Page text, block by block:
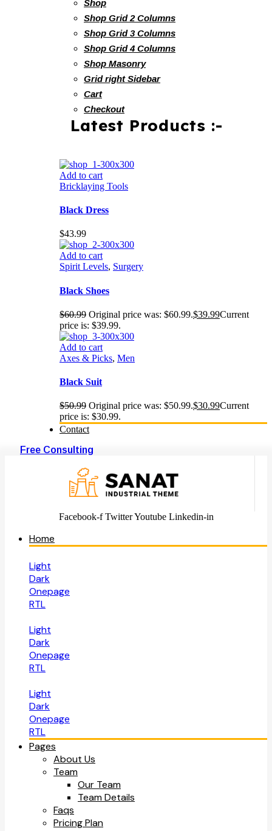
Shop
Shop Grid 2 Columns
Shop Grid 3 Columns
Shop Grid 4 Columns
Shop Masonry
Grid right Sidebar
Cart
Checkout
Latest Products :-
Add to cart
Bricklaying Tools
Black Dress
$43.99
Add to cart
Spirit Levels, Surgery
Black Shoes
$60.99 Original price was: $60.99.$39.99Current
price is: $39.99.
Add to cart
Axes & Picks, Men
Black Suit
$50.99 Original price was: $50.99.$30.99Current
price is: $30.99.
Contact
Free Consulting
Facebook-f Twitter Youtube Linkedin-in
Home
Light
Dark
Onepage
RTL
Light
Dark
Onepage
RTL
Light
Dark
Onepage
RTL
Pages
About Us
Team
Our Team
Team Details
Faqs
Pricing Plan